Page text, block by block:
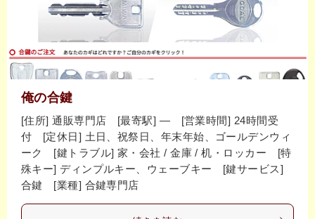
俺の合鍵
[住所] 通販専門店 [最寄駅] ― [営業時間] 24時間受
付 [定休日] 土日、祝祭日、年末年始、ゴールデンウィ
ーク [鍵トラブル] 家・会社 / 金庫 / 机・ロッカー [特
殊キー] ディンプルキー、ウェーブキー [鍵サービス]
合鍵 [業種] 合鍵専門店